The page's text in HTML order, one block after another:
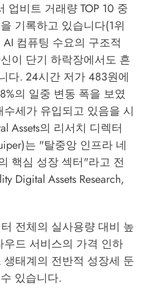
업비트 거래량 TOP 10 중
기록하고 있습니다(1위
컴퓨팅 수요의 구조적
이 단기 하락장에서도 흔
다. 24시간 저가 483원에
의 일중 변동 폭을 보였
세가 유입되고 있음을 시
Assets의 리서치 디렉터
는 "탈중앙 인프라 네
핵심 성장 섹터"라고 전
Digital Assets Research,
전체의 실사용량 대비 높
드 서비스의 가격 인하
태계의 전반적 성장세 둔
있습니다.